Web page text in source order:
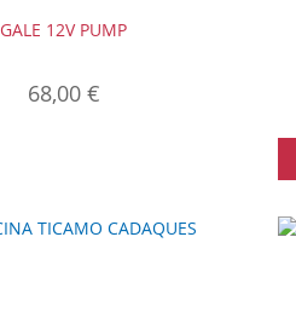
GALE 12V PUMP
68,00 €